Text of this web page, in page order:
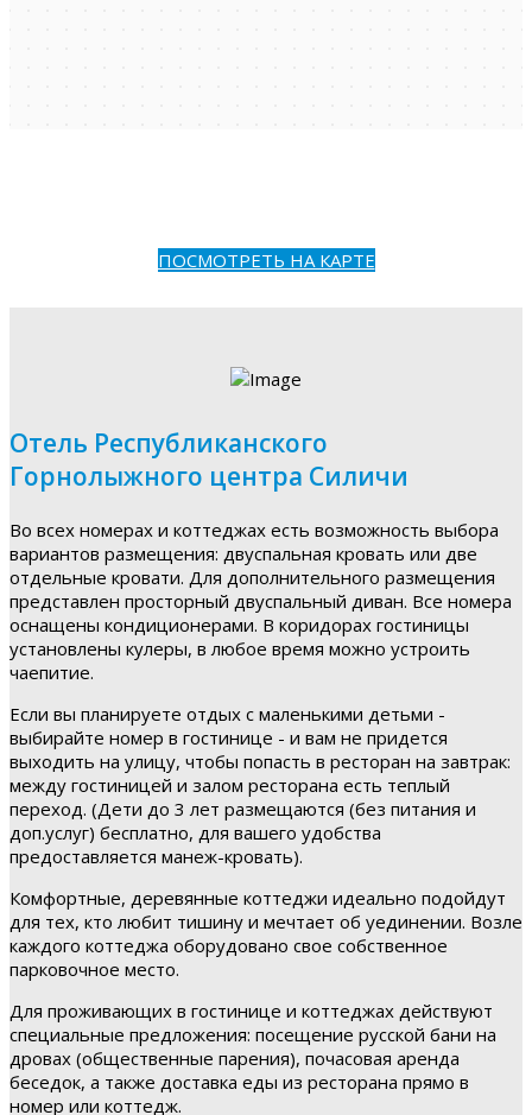
ПОСМОТРЕТЬ НА КАРТЕ
Отель Республиканского
Горнолыжного центра Силичи
Во всех номерах и коттеджах есть возможность выбора
вариантов размещения: двуспальная кровать или две
отдельные кровати. Для дополнительного размещения
представлен просторный двуспальный диван. Все номера
оснащены кондиционерами. В коридорах гостиницы
установлены кулеры, в любое время можно устроить
чаепитие.
Если вы планируете отдых с маленькими детьми -
выбирайте номер в гостинице - и вам не придется
выходить на улицу, чтобы попасть в ресторан на завтрак:
между гостиницей и залом ресторана есть теплый
переход. (Дети до 3 лет размещаются (без питания и
доп.услуг) бесплатно, для вашего удобства
предоставляется манеж-кровать).
Комфортные, деревянные коттеджи идеально подойдут
для тех, кто любит тишину и мечтает об уединении. Возле
каждого коттеджа оборудовано свое собственное
парковочное место.
Для проживающих в гостинице и коттеджах действуют
специальные предложения: посещение русской бани на
дровах (общественные парения), почасовая аренда
беседок, а также доставка еды из ресторана прямо в
номер или коттедж.